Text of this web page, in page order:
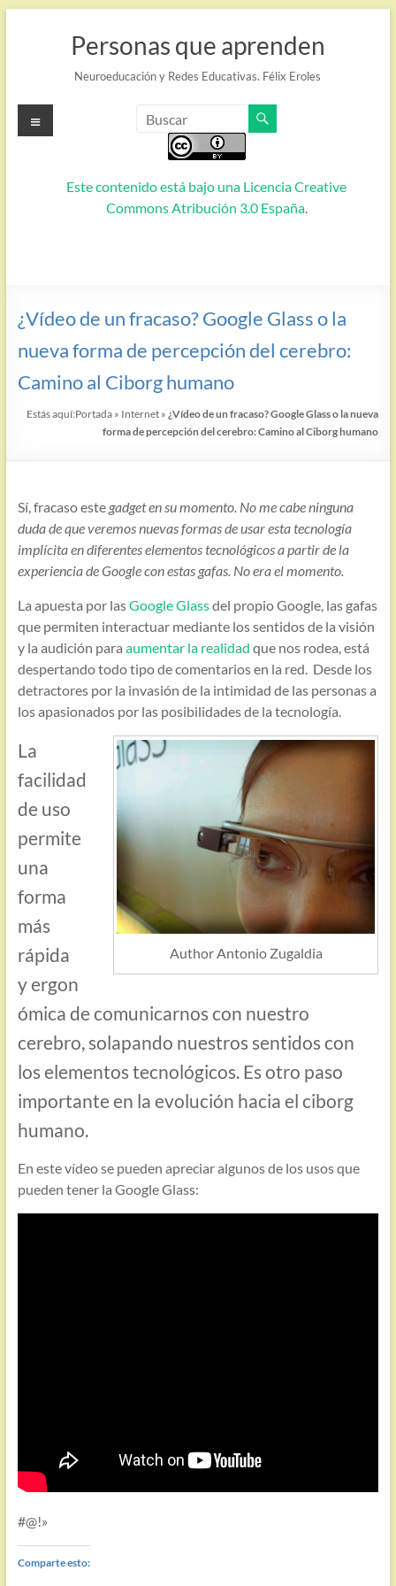
Personas que aprenden
Neuroeducación y Redes Educativas. Félix Eroles
Este contenido está bajo una Licencia Creative
Commons Atribución 3.0 España.
Menú
¿Vídeo de un fracaso? Google Glass o la
nueva forma de percepción del cerebro:
Camino al Ciborg humano
Estás aquí:Portada » Internet »¿Vídeo de un fracaso? Google Glass o la nueva
forma de percepción del cerebro: Camino al Ciborg humano
Sí, fracaso este gadget en su momento. No me cabe ninguna
duda de que veremos nuevas formas de usar esta tecnología
implícita en diferentes elementos tecnológicos a partir de la
experiencia de Google con estas gafas. No era el momento.
La apuesta por lasGoogle Glassdel propio Google, las gafas
que permiten interactuar mediante los sentidos de la visión
y la audición para aumentar la realidad que nos rodea, está
despertando todo tipo de comentarios en la red. Desde los
detractores por la invasión de la intimidad de las personas a
los apasionados por las posibilidades de la tecnología.
Author Antonio Zugaldia
La
facilidad
de uso
permite
una
forma
más
rápida
y ergon
ómica de comunicarnos con nuestro
cerebro, solapando nuestros sentidos con
los elementos tecnológicos. Es otro paso
importante en la evolución hacia el ciborg
humano.
En este vídeo se pueden apreciar algunos de los usos que
pueden tener la Google Glass:
#@!»
Comparte esto: